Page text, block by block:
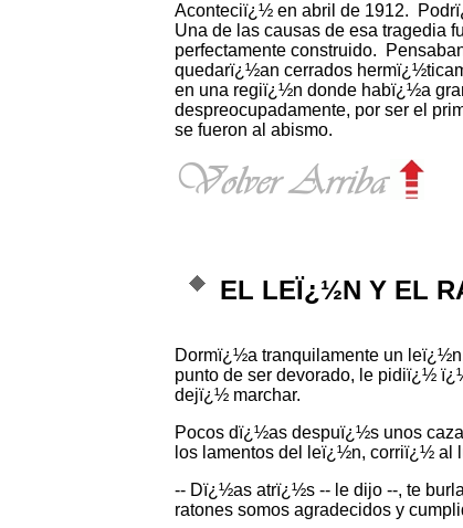
Aconteciï¿½ en abril de 1912.
Una de las causas de esa tragedia
perfectamente construido.
quedarï¿½an cerrados
en una regiï¿½n donde habï¿½a
despreocupadamente, por ser el
se fueron al abismo.
EL LEÏ¿½N Y EL
Dormï¿½a tranquilamente un
punto de ser devorado, le pidiï¿½
dejï¿½ marchar.
Pocos dï¿½as despuï¿½s unos
los lamentos del leï¿½n, corriï¿½ al
-- Dï¿½as atrï¿½s -- le dijo --, te
ratones somos agradecidos y